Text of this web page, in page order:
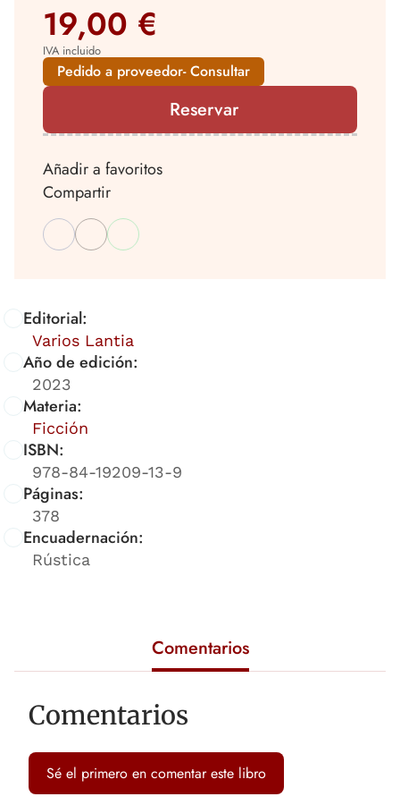
Editorial:
Varios Lantia
Año de edición:
2023
Materia:
Ficción
ISBN:
978-84-19209-13-9
Páginas:
378
Encuadernación:
Rústica
19,00 €
IVA incluido
Pedido a proveedor- Consultar
Reservar
Añadir a favoritos
Compartir
Comentarios
Comentarios
Sé el primero en comentar este libro